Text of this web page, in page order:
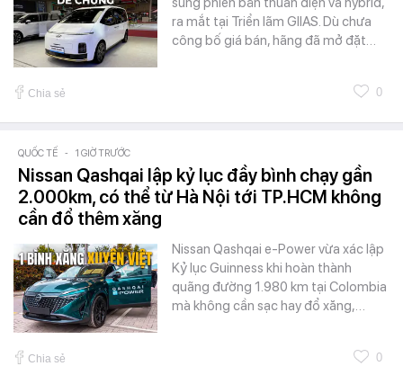
ra mắt tại Triển lãm GIIAS. Dù chưa
công bố giá bán, hãng đã mở đặt…
Chia sẻ 0
QUỐC TẾ - 1 GIỜ TRƯỚC
Nissan Qashqai lập kỷ lục đầy bình chạy gần
2.000km, có thể từ Hà Nội tới TP.HCM không
cần đổ thêm xăng
Nissan Qashqai e-Power vừa xác lập
Kỷ lục Guinness khi hoàn thành
quãng đường 1.980 km tại Colombia
mà không cần sạc hay đổ xăng,…
Chia sẻ 0